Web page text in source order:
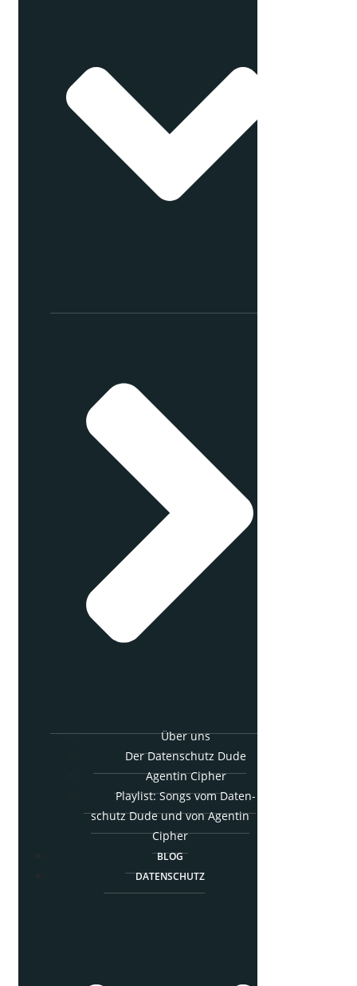
Über uns
Der Daten­schutz Dude
Agen­tin Cipher
Play­list: Songs vom Daten­
schutz Dude und von Agen­tin
Cipher
BLOG
DATEN­SCHUTZ